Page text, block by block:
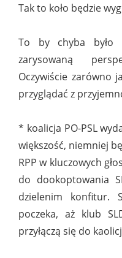
Tak to koło będzie
To by chyba
zarysowaną
Oczywiście zarówno
przyglądać z
* koalicja PO-PSL
większość, niemniej
RPP w kluczowych
do dookoptowania
dzielenim konfitur.
poczeka, aż klub
przyłączą się do